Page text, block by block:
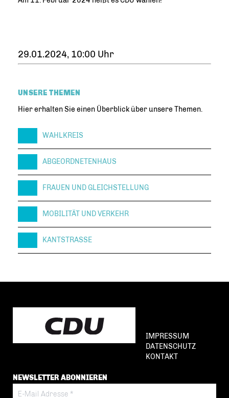
29.01.2024, 10:00 Uhr
UNSERE THEMEN
Hier erhalten Sie einen Überblick über unsere Themen.
WAHLKREIS
ABGEORDNETENHAUS
FRAUEN UND GLEICHSTELLUNG
MOBILITÄT UND VERKEHR
KANTSTRASSE
IMPRESSUM
DATENSCHUTZ
KONTAKT
NEWSLETTER ABONNIEREN